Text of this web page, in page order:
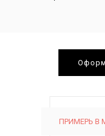
ПРИМЕРЬ В